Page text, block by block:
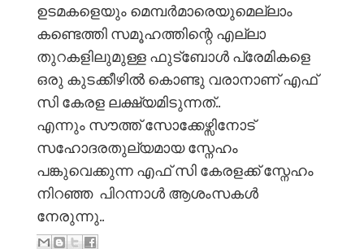
ഉടമകളെയും മെമ്പർമാരെയുമെല്ലാം
കണ്ടെത്തി സമൂഹത്തിന്റെ എല്ലാ
തുറകളിലുമുള്ള ഫുട്ബോൾ പ്രേമികളെ
ഒരു കുടക്കീഴിൽ കൊണ്ടു വരാനാണ് എഫ്
സി കേരള ലക്ഷ്യമിടുന്നത്..
എന്നും സൗത്ത് സോക്കേഴ്സിനോട്
സഹോദരതുല്യമായ സ്നേഹം
പങ്കുവെക്കുന്ന എഫ് സി കേരളക്ക് സ്നേഹം
നിറഞ്ഞ പിറന്നാൾ ആശംസകൾ
നേരുന്നു..